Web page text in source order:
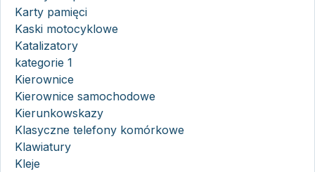
Karty pamięci
Kaski motocyklowe
Katalizatory
kategorie 1
Kierownice
Kierownice samochodowe
Kierunkowskazy
Klasyczne telefony komórkowe
Klawiatury
Kleje